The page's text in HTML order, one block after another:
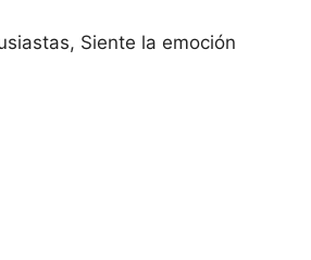
Siente la emoción